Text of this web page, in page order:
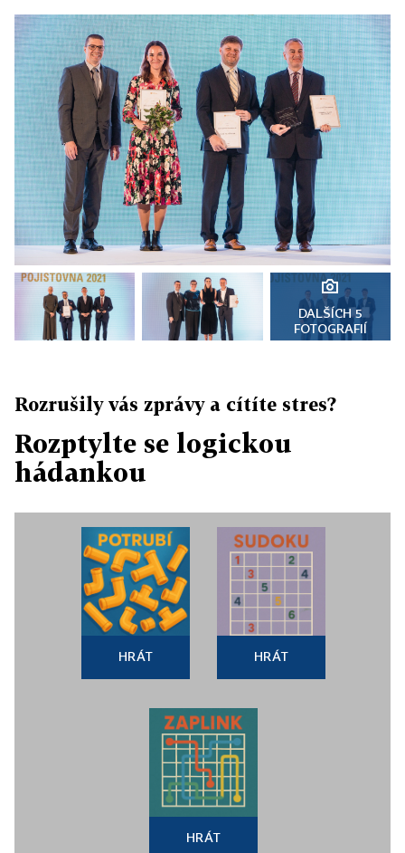
DALŠÍCH 5
FOTOGRAFIÍ
Rozrušily vás zprávy a cítíte stres?
Rozptylte se logickou
hádankou
HRÁT HRÁT
HRÁT